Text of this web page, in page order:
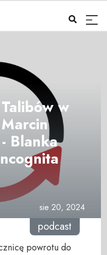
w
Blanka
sie 20, 2024
podcast
powrotu do